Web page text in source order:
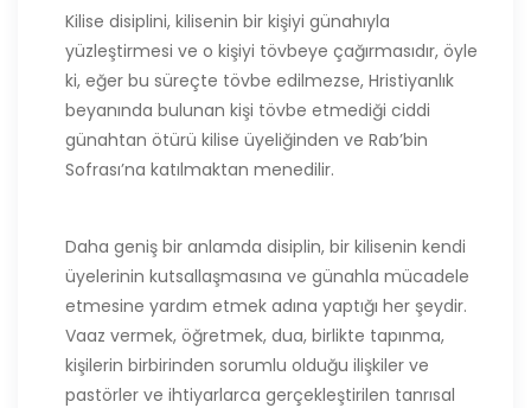
Kilise disiplini, kilisenin bir kişiyi günahıyla
yüzleştirmesi ve o kişiyi tövbeye çağırmasıdır, öyle
ki, eğer bu süreçte tövbe edilmezse, Hristiyanlık
beyanında bulunan kişi tövbe etmediği ciddi
günahtan ötürü kilise üyeliğinden ve Rab’bin
Sofrası’na katılmaktan menedilir.
Daha geniş bir anlamda disiplin, bir kilisenin kendi
üyelerinin kutsallaşmasına ve günahla mücadele
etmesine yardım etmek adına yaptığı her şeydir.
Vaaz vermek, öğretmek, dua, birlikte tapınma,
kişilerin birbirinden sorumlu olduğu ilişkiler ve
pastörler ve ihtiyarlarca gerçekleştirilen tanrısal